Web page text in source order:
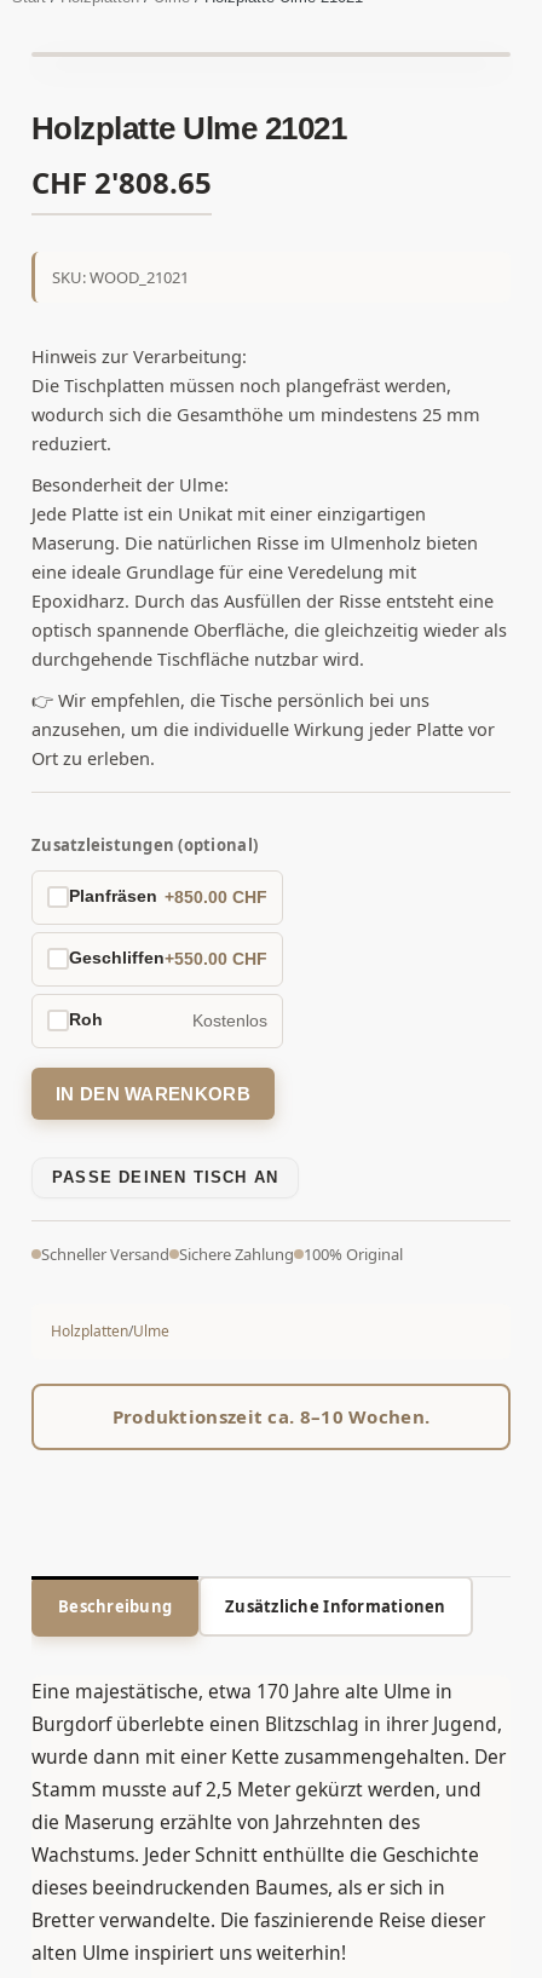
Holzplatte Ulme 21021
CHF 2'808.65
SKU: WOOD_21021
Hinweis zur Verarbeitung:
Die Tischplatten müssen noch plangefräst werden,
wodurch sich die Gesamthöhe um mindestens 25 mm
reduziert.
Besonderheit der Ulme:
Jede Platte ist ein Unikat mit einer einzigartigen
Maserung. Die natürlichen Risse im Ulmenholz bieten
eine ideale Grundlage für eine Veredelung mit
Epoxidharz. Durch das Ausfüllen der Risse entsteht eine
optisch spannende Oberfläche, die gleichzeitig wieder als
durchgehende Tischfläche nutzbar wird.
👉 Wir empfehlen, die Tische persönlich bei uns
anzusehen, um die individuelle Wirkung jeder Platte vor
Ort zu erleben.
Zusatzleistungen (optional)
Planfräsen +850.00 CHF
Geschliffen+550.00 CHF
Roh Kostenlos
IN DEN WARENKORB
PASSE DEINEN TISCH AN
Schneller Versand Sichere Zahlung 100% Original
Holzplatten/Ulme
Produktionszeit ca. 8–10 Wochen.
Beschreibung Zusätzliche Informationen
Eine majestätische, etwa 170 Jahre alte Ulme in
Burgdorf überlebte einen Blitzschlag in ihrer Jugend,
wurde dann mit einer Kette zusammengehalten. Der
Stamm musste auf 2,5 Meter gekürzt werden, und
die Maserung erzählte von Jahrzehnten des
Wachstums. Jeder Schnitt enthüllte die Geschichte
dieses beeindruckenden Baumes, als er sich in
Bretter verwandelte. Die faszinierende Reise dieser
alten Ulme inspiriert uns weiterhin!